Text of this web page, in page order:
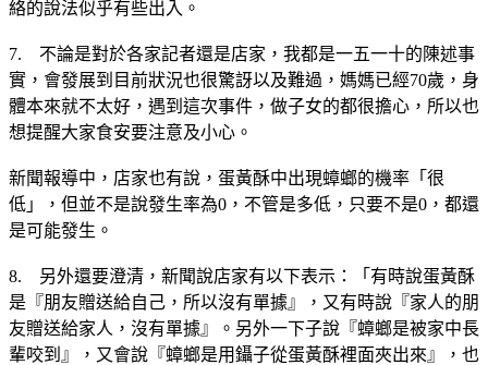
絡的說法似乎有些出入。
7.　不論是對於各家記者還是店家，我都是一五一十的陳述事
實，會發展到目前狀況也很驚訝以及難過，媽媽已經70歲，身
體本來就不太好，遇到這次事件，做子女的都很擔心，所以也
想提醒大家食安要注意及小心。
新聞報導中，店家也有說，蛋黃酥中出現蟑螂的機率「很
低」，但並不是說發生率為0，不管是多低，只要不是0，都還
是可能發生。
8.　另外還要澄清，新聞說店家有以下表示：「有時說蛋黃酥
是『朋友贈送給自己，所以沒有單據』，又有時說『家人的朋
友贈送給家人，沒有單據』。另外一下子說『蟑螂是被家中長
輩咬到』，又會說『蟑螂是用鑷子從蛋黃酥裡面夾出來』，也